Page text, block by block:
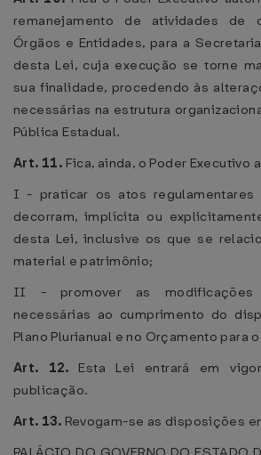
remanejamento de atividades de
Órgãos e Entidades, para a
desta Lei, cuja execução se torne
sua finalidade, procedendo às
necessárias na estrutura
Pública Estadual.
Art. 11. Fica, ainda, o Poder Executivo
I - praticar os atos regulamentares
decorram, implícita ou
desta Lei, inclusive os que se
material e patrimônio;
II - promover as
necessárias ao cumprimento do
Plano Plurianual e no Orçamento para
Art. 12. Esta Lei entrará em
publicação.
Art. 13. Revogam-se as disposições